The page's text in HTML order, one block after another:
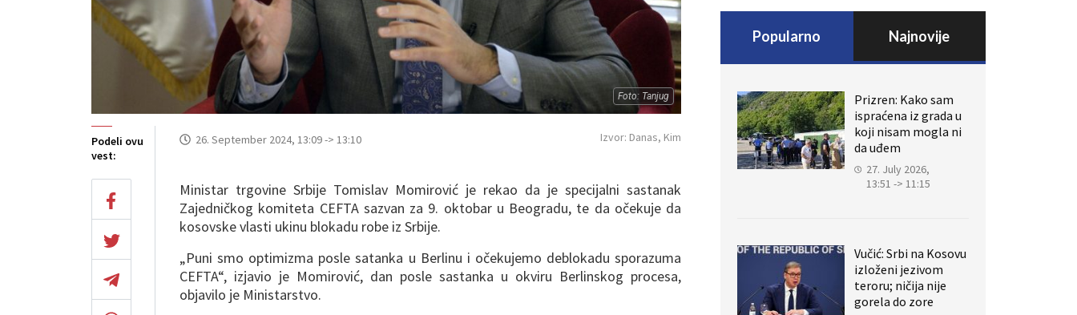
Foto: Tanjug
Podeli ovu
vest:
26. September 2024, 13:09 -> 13:10 Izvor: Danas, Kim
Ministar trgovine Srbije Tomislav Momirović je rekao da je specijalni sastanak
Zajedničkog komiteta CEFTA sazvan za 9. oktobar u Beogradu, te da očekuje da
kosovske vlasti ukinu blokadu robe iz Srbije.
„Puni smo optimizma posle satanka u Berlinu i očekujemo deblokadu sporazuma
CEFTA“, izjavio je Momirović, dan posle sastanka u okviru Berlinskog procesa,
objavilo je Ministarstvo.
Popularno Najnovije
Prizren: Kako sam
ispraćena iz grada u
koji nisam mogla ni
da uđem
27. July 2026,
13:51 -> 11:15
Vučić: Srbi na Kosovu
izloženi jezivom
teroru; ničija nije
gorela do zore